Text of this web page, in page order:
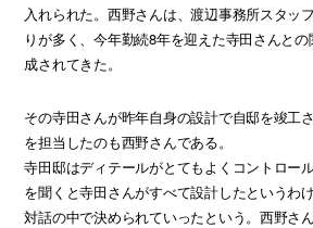
入れられた。西野さんは、渡辺事務所スタッ
りが多く、今年勤続8年を迎えた寺田さんと
成されてきた。
その寺田さんが昨年自身の設計で自邸を竣工
を担当したのも西野さんである。
寺田邸はディテールがとてもよくコントロー
を聞くと寺田さんがすべて設計したというわ
対話の中で決められていったという。西野さ